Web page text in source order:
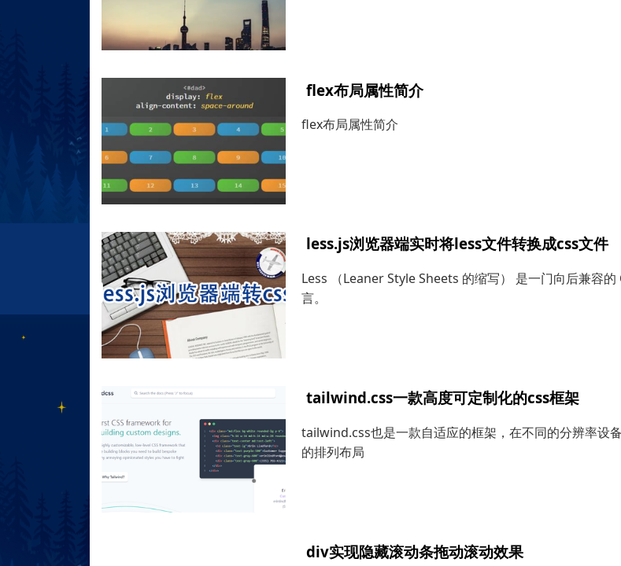
flex布局属性简介
flex布局属性简介
less.js浏览器端实时将less文件转换成css文件
Less （Leaner Style Sheets 的缩写） 是一门向后兼容的
言。
tailwind.css一款高度可定制化的css框架
tailwind.css也是一款自适应的框架，在不同的分辨率设
的排列布局
div实现隐藏滚动条拖动滚动效果